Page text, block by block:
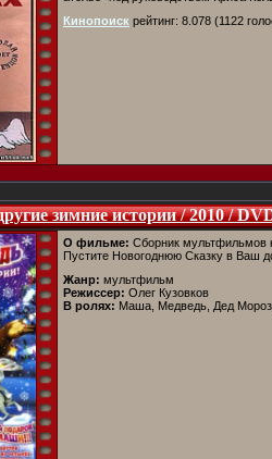
Кинопоиск рейтинг: 8.078 (1122
зимние истории / 2010 /
О фильме: Сборник мультфильмов
Пустите Новогоднюю Сказку в Ваш
Жанр: мультфильм
Режиссер: Олег Кузовков
В ролях: Маша, Медведь, Дед